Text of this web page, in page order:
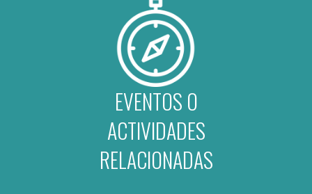
EVENTOS O
ACTIVIDADES
RELACIONADAS